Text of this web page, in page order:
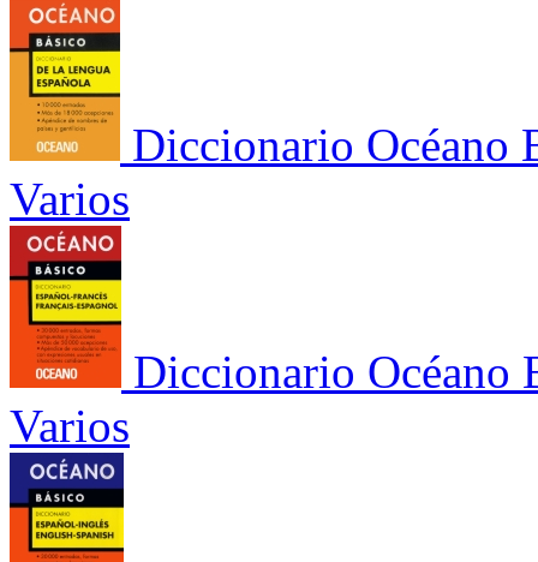
Diccionario Océano
Varios
Diccionario Océano
Varios